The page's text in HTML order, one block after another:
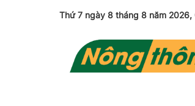
Thứ 7 ngày 8 tháng 8 năm 2026,